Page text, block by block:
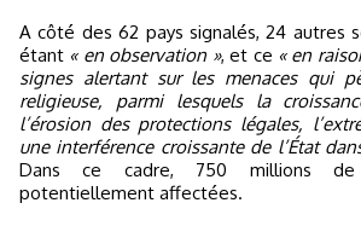
A côté des 62 pays signalés, 24 autres
étant « en observation », et ce « en
signes alertant sur les menaces qui
religieuse, parmi lesquels la
l’érosion des protections légales,
une interférence croissante de l’État
Dans ce cadre, 750 millions de
potentiellement affectées.